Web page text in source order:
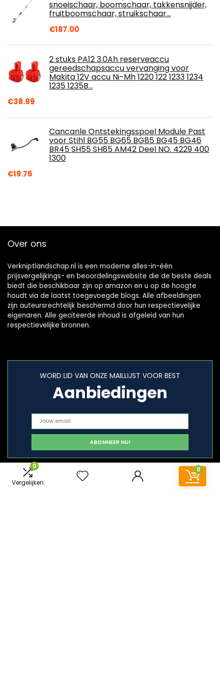
0
Vergelijken
0
snoeischaar, boomschaar, takkensnijder,
fruitboomschaar, struikschaar…
€187.00
2 stuks PA12 3.0Ah reserveaccu
gereedschapsaccu vervanging voor
Makita 12V accu Ni-Mh 1220 122 1233 1234
1235 1235B…
€38.99
Cancanle Ontstekingsspoel Module Past
voor Stihl BG55 BG65 BG85 BG45 BG46
BR45 SH55 SH85 AM42 Deel NO. 4229 400
1300
€19.76
Over ons
Verkniptlandschap.nl is een moderne alles-in-één
prijsvergelijkings- en beoordelingswebsite die de beste deals
biedt die beschikbaar zijn op amazon en u op de hoogte
houdt via de laatst toegevoegde blogs. Alle afbeeldingen
zijn auteursrechtelijk beschermd door hun respectievelijke
eigenaren. Alle geciteerde inhoud is afgeleid van hun
respectievelijke bronnen.
WORD LID VAN ONZE MAILLIJST VOOR BEST
Aanbiedingen